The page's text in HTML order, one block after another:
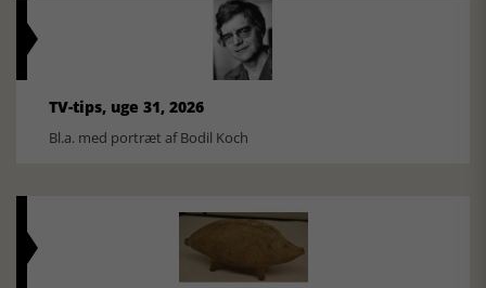
TV-tips, uge 31, 2026
Bl.a. med portræt af Bodil Koch